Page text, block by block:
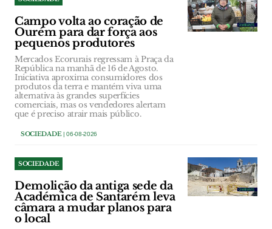
Campo volta ao coração de
Ourém para dar força aos
pequenos produtores
Mercados Ecorurais regressam à Praça da
República na manhã de 16 de Agosto.
Iniciativa aproxima consumidores dos
produtos da terra e mantém viva uma
alternativa às grandes superfícies
comerciais, mas os vendedores alertam
que é preciso atrair mais público.
SOCIEDADE| 06-08-2026
SOCIEDADE
Demolição da antiga sede da
Académica de Santarém leva
câmara a mudar planos para
o local